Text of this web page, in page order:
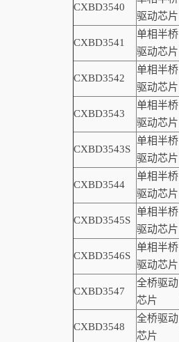
CXBD3540
驱动芯片
CXBD3541
单相半桥
驱动芯片
CXBD3542
单相半桥
驱动芯片
CXBD3543
单相半桥
驱动芯片
CXBD3543S
单相半桥
驱动芯片
CXBD3544
单相半桥
驱动芯片
CXBD3545S
单相半桥
驱动芯片
CXBD3546S
单相半桥
驱动芯片
CXBD3547
全桥驱动
芯片
CXBD3548
全桥驱动
芯片